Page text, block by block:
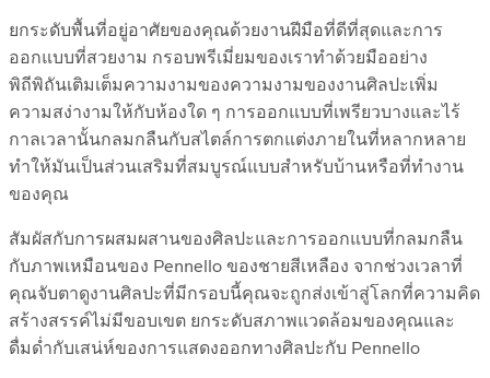
ยกระดับพื้นที่อยู่อาศัยของคุณด้วยงานฝีมือที่ดีที่สุดและการ
ออกแบบที่สวยงาม กรอบพรีเมี่ยมของเราทำด้วยมืออย่าง
พิถีพิถันเติมเต็มความงามของความงามของงานศิลปะเพิ่ม
ความสง่างามให้กับห้องใด ๆ การออกแบบที่เพรียวบางและไร้
กาลเวลานั้นกลมกลืนกับสไตล์การตกแต่งภายในที่หลากหลาย
ทำให้มันเป็นส่วนเสริมที่สมบูรณ์แบบสำหรับบ้านหรือที่ทำงาน
ของคุณ
สัมผัสกับการผสมผสานของศิลปะและการออกแบบที่กลมกลืน
กับภาพเหมือนของ Pennello ของชายสีเหลือง จากช่วงเวลาที่
คุณจับตาดูงานศิลปะที่มีกรอบนี้คุณจะถูกส่งเข้าสู่โลกที่ความคิด
สร้างสรรค์ไม่มีขอบเขต ยกระดับสภาพแวดล้อมของคุณและ
ดื่มด่ำกับเสน่ห์ของการแสดงออกทางศิลปะกับ Pennello